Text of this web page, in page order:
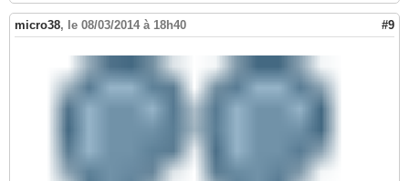
micro38, le 08/03/2014 à 18h40 #9